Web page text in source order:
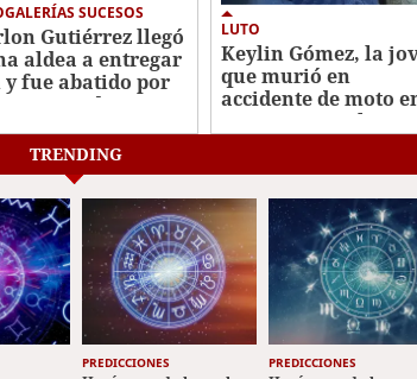
SUCESOS
Gutiérrez llegó
aldea a entregar
y fue abatido por
armados en
LUTO
Keylin Gómez, la
que murió en
accidente de moto
Lepaera: "Duele su
TRENDING
PREDICCIONES PREDICCIONES